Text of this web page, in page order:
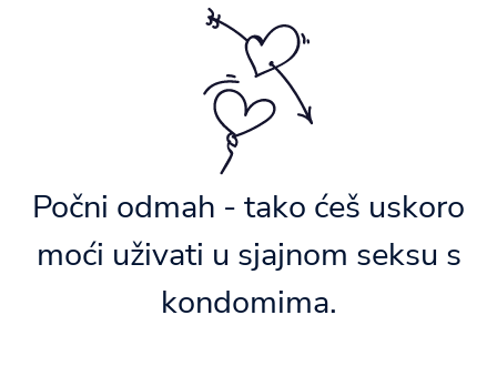
Počni odmah - tako ćeš uskoro
moći uživati u sjajnom seksu s
kondomima.